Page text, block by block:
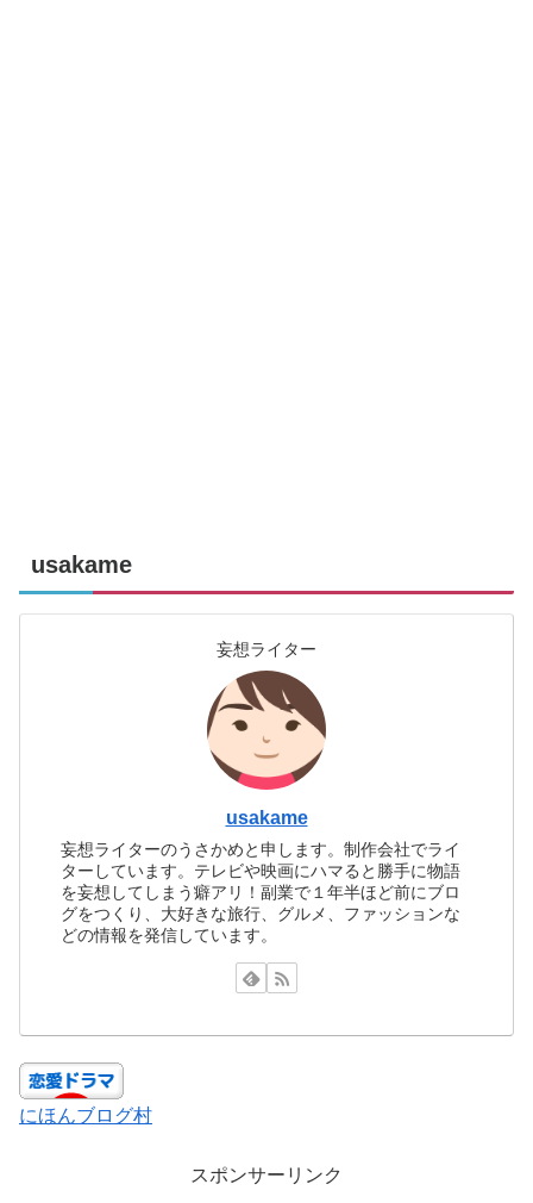
usakame
妄想ライター
usakame
妄想ライターのうさかめと申します。制作会社でライ
ターしています。テレビや映画にハマると勝手に物語
を妄想してしまう癖アリ！副業で１年半ほど前にブロ
グをつくり、大好きな旅行、グルメ、ファッションな
どの情報を発信しています。
にほんブログ村
スポンサーリンク